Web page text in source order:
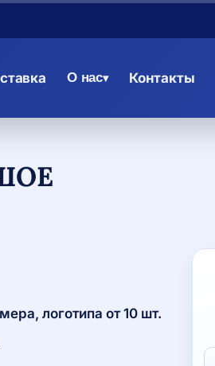
О нас▾ Контакты
логотипа от 10 шт.